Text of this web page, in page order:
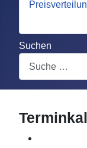
Suchen